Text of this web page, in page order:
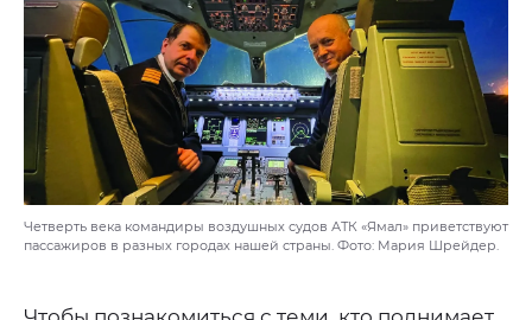
Четверть века командиры воздушных судов АТК «Ямал» приветствуют
пассажиров в разных городах нашей страны. Фото: Мария Шрейдер.